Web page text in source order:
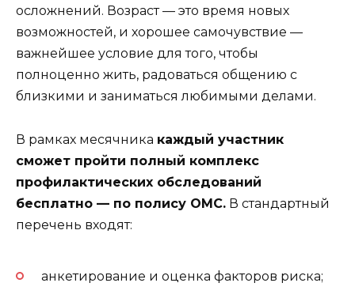
осложнений. Возраст — это время новых
возможностей, и хорошее самочувствие —
важнейшее условие для того, чтобы
полноценно жить, радоваться общению с
близкими и заниматься любимыми делами.
В рамках месячника каждый участник
сможет пройти полный комплекс
профилактических обследований
бесплатно — по полису ОМС. В стандартный
перечень входят:
анкетирование и оценка факторов риска;